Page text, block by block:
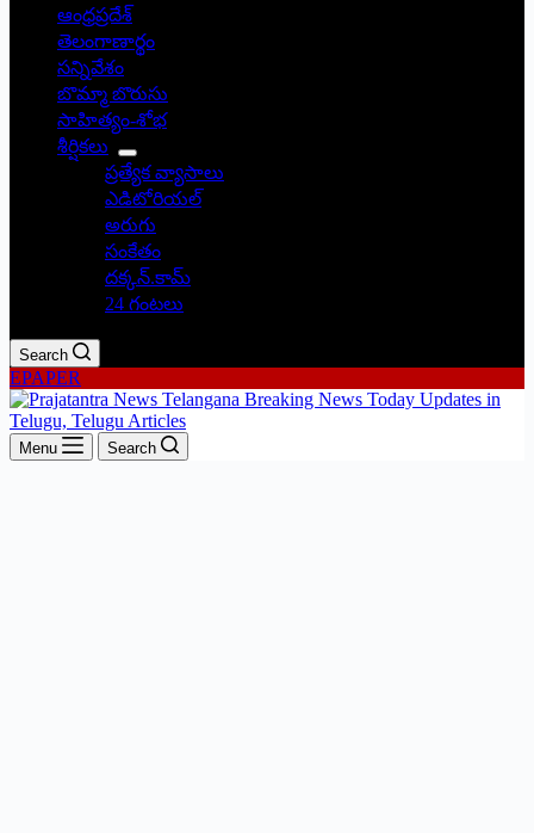
ఆంధ్రప్రదేశ్
తెలంగాణార్థం
సన్నివేశం
బొమ్మా బొరుసు
సాహిత్యం-శోభ
శీర్షికలు
ప్రత్యేక వ్యాసాలు
ఎడిటోరియల్
అరుగు
సంకేతం
దక్కన్.కామ్
24 గంటలు
Search
EPAPER
Menu Search